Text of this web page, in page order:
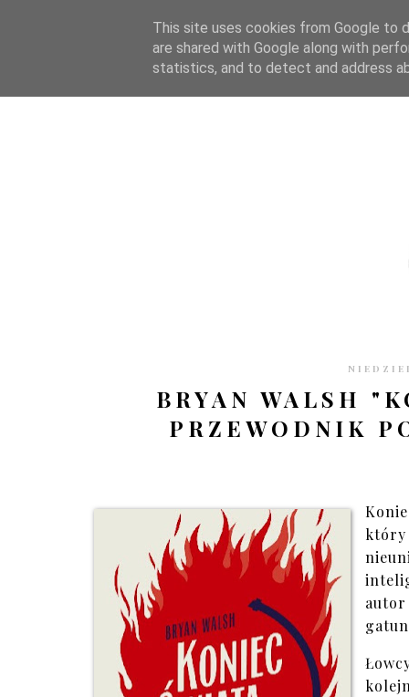
STRONA GŁÓWNA WSPÓŁPRACA RECENZJE O
BRYAN WALSH
PRZEWODNIK
This site uses cookies from Google to
are shared with Google along with
statistics, and to detect and address